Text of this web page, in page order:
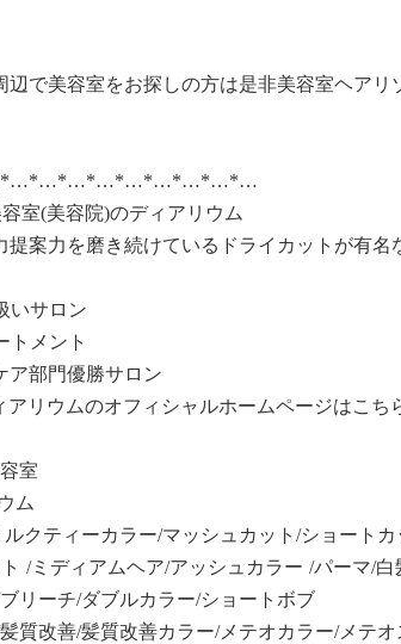
辺で美容室をお探しの方は是非美容室ヘアリ
室(美容院)のディアリウム
提案力を磨き続けているドライカットが有名
いサロン
トメント
ア部門優勝サロン
アリウムのオフィシャルホームページはこち
室
ム
クティーカラー/マッシュカット/ショート
/ミディアムヘア/アッシュカラー /パーマ/
リーチ/ダブルカラー/ショートボブ
質改善/髪質改善カラー/メテオカラー/メテ